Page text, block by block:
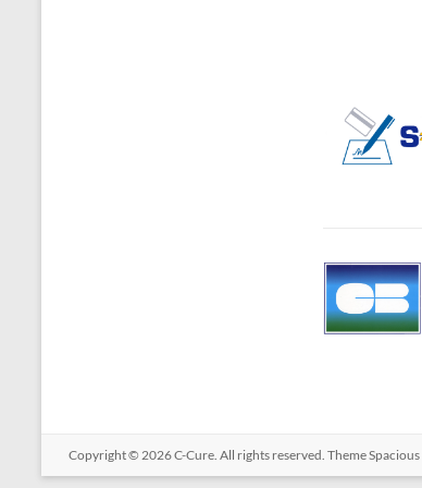
Copyright © 2026C-Cure . All rights reserved. ThemeSpacious